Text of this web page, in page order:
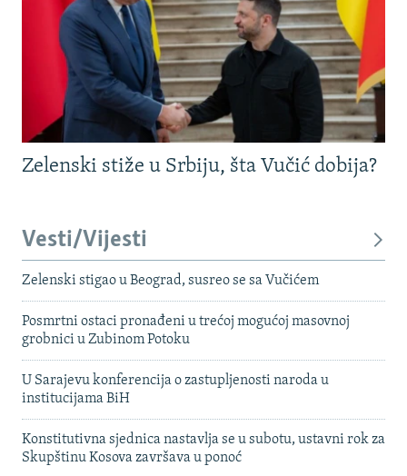
Zelenski stiže u Srbiju, šta Vučić dobija?
Vesti/Vijesti
Zelenski stigao u Beograd, susreo se sa Vučićem
Posmrtni ostaci pronađeni u trećoj mogućoj masovnoj
grobnici u Zubinom Potoku
U Sarajevu konferencija o zastupljenosti naroda u
institucijama BiH
Konstitutivna sjednica nastavlja se u subotu, ustavni rok za
Skupštinu Kosova završava u ponoć